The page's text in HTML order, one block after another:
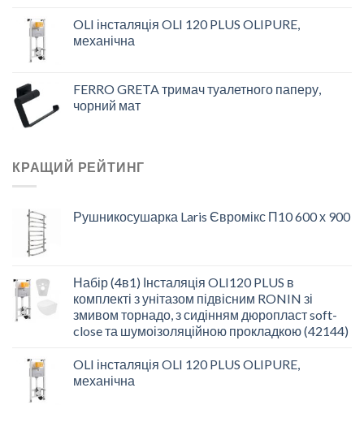
OLI інсталяція OLI 120 PLUS OLIPURE,
механічна
FERRO GRETA тримач туалетного паперу,
чорний мат
КРАЩИЙ РЕЙТИНГ
Рушникосушарка Laris Євромікс П10 600 х 900
Набір (4в1) Інсталяція OLI120 PLUS в
комплекті з унітазом підвісним RONIN зі
змивом торнадо, з сидінням дюропласт soft-
close та шумоізоляційною прокладкою (42144)
OLI інсталяція OLI 120 PLUS OLIPURE,
механічна